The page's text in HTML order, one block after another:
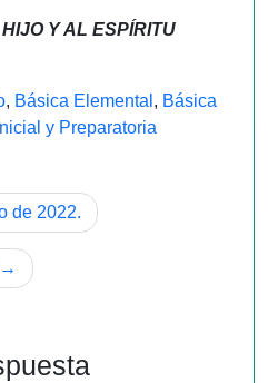
Y AL ESPÍRITU
, Básica Elemental , Básica
Inicial y Preparatoria
de 2022.